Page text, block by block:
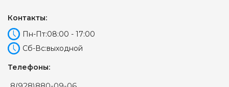
Контакты:
Пн-Пт:08:00 - 17:00
Сб-Вс:выходной
Телефоны: